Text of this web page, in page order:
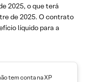
2025, o que terá
de 2025. O contrato
líquido para a
tem conta na XP